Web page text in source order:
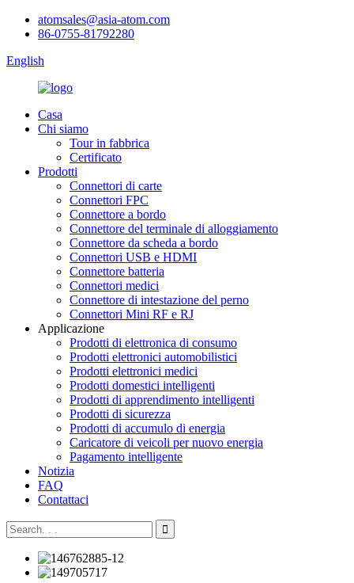
atomsales@asia-atom.com
86-0755-81792280
English
Casa
Chi siamo
Tour in fabbrica
Certificato
Prodotti
Connettori di carte
Connettori FPC
Connettore a bordo
Connettore del terminale di alloggiamento
Connettore da scheda a bordo
Connettori USB e HDMI
Connettore batteria
Connettori medici
Connettore di intestazione del perno
Connettori Mini RF e RJ
Applicazione
Prodotti di elettronica di consumo
Prodotti elettronici automobilistici
Prodotti elettronici medici
Prodotti domestici intelligenti
Prodotti di apprendimento intelligenti
Prodotti di sicurezza
Prodotti di accumulo di energia
Caricatore di veicoli per nuovo energia
Pagamento intelligente
Notizia
FAQ
Contattaci